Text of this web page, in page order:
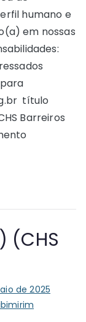
humano e
em nossas
título
Barreiros
(CHS
de 2025